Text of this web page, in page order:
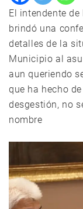
El intendente
brindó una
detalles de la
Municipio al
aun queriendo
que ha hecho
desgestión, no
nombre